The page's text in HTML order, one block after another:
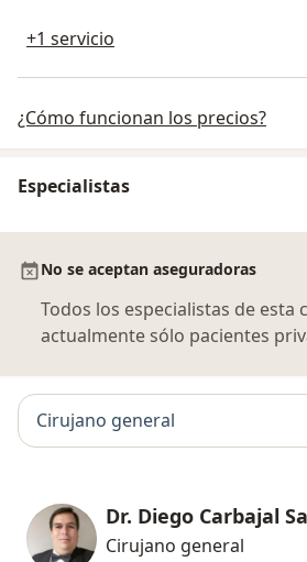
+1 servicio
¿Cómo funcionan los precios?
Especialistas
No se aceptan aseguradoras
Todos los especialistas de esta
actualmente sólo pacientes
Cirujano general
Dr. Diego Carbajal
Cirujano general